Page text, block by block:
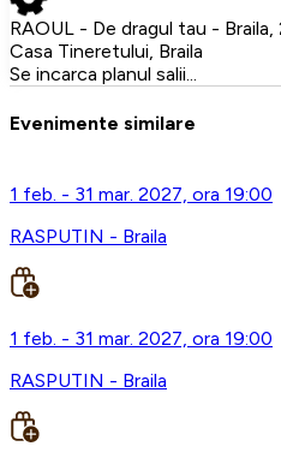
RAOUL - De dragul tau -
Casa Tineretului, Braila
Se incarca planul salii...
Evenimente similare
1 feb. - 31 mar. 2027, ora 19:00
RASPUTIN - Braila
1 feb. - 31 mar. 2027, ora 19:00
RASPUTIN - Braila